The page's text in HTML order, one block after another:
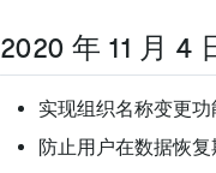
2020 年 11 月 4
实现组织名称变更功
防止用户在数据恢